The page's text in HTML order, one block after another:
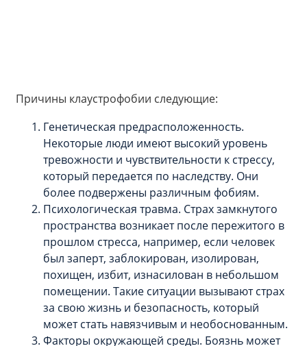
Причины клаустрофобии следующие:
Генетическая предрасположенность.
Некоторые люди имеют высокий уровень
тревожности и чувствительности к стрессу,
который передается по наследству. Они
более подвержены различным фобиям.
Психологическая травма. Страх замкнутого
пространства возникает после пережитого в
прошлом стресса, например, если человек
был заперт, заблокирован, изолирован,
похищен, избит, изнасилован в небольшом
помещении. Такие ситуации вызывают страх
за свою жизнь и безопасность, который
может стать навязчивым и необоснованным.
Факторы окружающей среды. Боязнь может